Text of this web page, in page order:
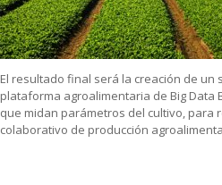
El resultado final será la creación de
plataforma agroalimentaria de Big Data
que midan parámetros del cultivo, para
colaborativo de producción